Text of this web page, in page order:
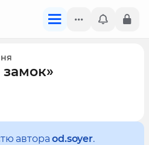
автораod.soyer.